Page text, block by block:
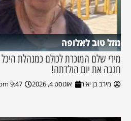
מזל טוב לאלופה
מירי שלם המוכרת לכולם כמנהלת היכל
חגגה את יום הולדתה!
מירב בן יאיר אוגוסט 4, 2026 9:47 pm